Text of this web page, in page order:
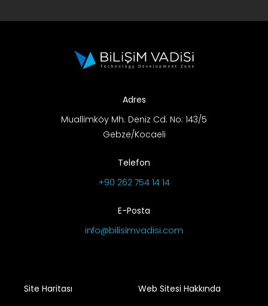
Adres
Muallimköy Mh. Deniz Cd. No: 143/5
Gebze/Kocaeli
Telefon
+90 262 754 14 14
E-Posta
info@bilisimvadisi.com
Site Haritası Web Sitesi Hakkında